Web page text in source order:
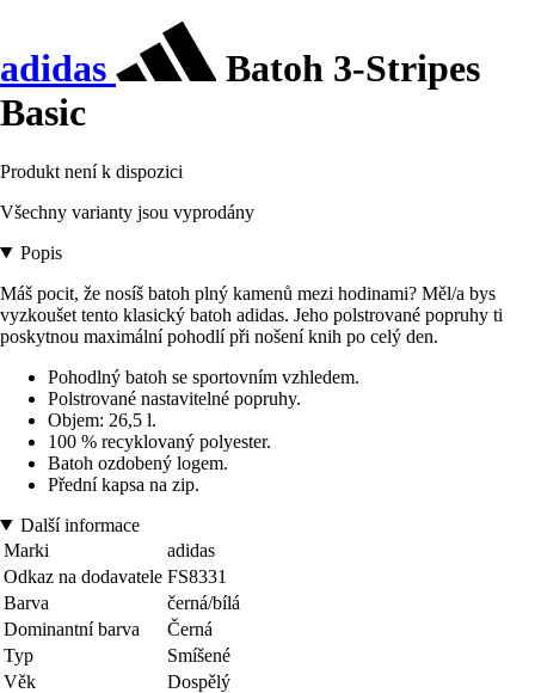
adidas
Batoh 3-Stripes
Basic
Produkt není k dispozici
Všechny varianty jsou vyprodány
Popis
Máš pocit, že nosíš batoh plný kamenů mezi hodinami? Měl/a bys
vyzkoušet tento klasický batoh adidas. Jeho polstrované popruhy ti
poskytnou maximální pohodlí při nošení knih po celý den.
Pohodlný batoh se sportovním vzhledem.
Polstrované nastavitelné popruhy.
Objem: 26,5 l.
100 % recyklovaný polyester.
Batoh ozdobený logem.
Přední kapsa na zip.
Další informace
Marki
adidas
Odkaz na dodavatele FS8331
Barva
černá/bílá
Dominantní barva
Černá
Typ
Smíšené
Věk
Dospělý